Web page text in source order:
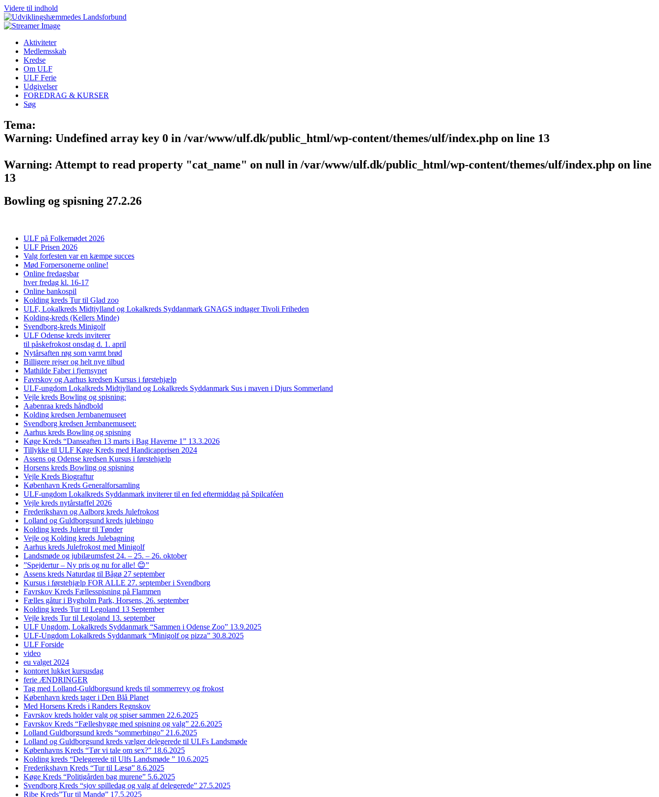
Videre til indhold
Aktiviteter
Medlemsskab
Kredse
Om ULF
ULF Ferie
Udgivelser
FOREDRAG & KURSER
Søg
Tema:
Warning: Undefined array key 0 in /var/www/ulf.dk/public_html/wp-content/themes/ulf/index.php on line 13
Warning: Attempt to read property "cat_name" on null in /var/www/ulf.dk/public_html/wp-content/themes/ulf/index.php on line
13
Bowling og spisning 27.2.26
ULF på Folkemødet 2026
ULF Prisen 2026
Valg forfesten var en kæmpe succes
Mød Forpersonerne online!
Online fredagsbar
hver fredag kl. 16-17
Online bankospil
Kolding kreds Tur til Glad zoo
ULF, Lokalkreds Midtjylland og Lokalkreds Syddanmark GNAGS indtager Tivoli Friheden
Kolding-kreds (Kellers Minde)
Svendborg-kreds Minigolf
ULF Odense kreds inviterer
til påskefrokost onsdag d. 1. april
Nytårsaften røg som varmt brød
Billigere rejser og helt nye tilbud
Mathilde Faber i fjernsynet
Favrskov og Aarhus kredsen Kursus i førstehjælp
ULF-ungdom Lokalkreds Midtjylland og Lokalkreds Syddanmark Sus i maven i Djurs Sommerland
Vejle kreds Bowling og spisning:
Aabenraa kreds håndbold
Kolding kredsen Jernbanemuseet
Svendborg kredsen Jernbanemuseet:
Aarhus kreds Bowling og spisning
Køge Kreds “Danseaften 13 marts i Bag Haverne 1” 13.3.2026
Tillykke til ULF Køge Kreds med Handicapprisen 2024
Assens og Odense kredsen Kursus i førstehjælp
Horsens kreds Bowling og spisning
Vejle Kreds Biograftur
København Kreds Generalforsamling
ULF-ungdom Lokalkreds Syddanmark inviterer til en fed eftermiddag på Spilcaféen
Vejle kreds nytårstaffel 2026
Frederikshavn og Aalborg kreds Julefrokost
Lolland og Guldborgsund kreds julebingo
Kolding kreds Juletur til Tønder
Vejle og Kolding kreds Julebagning
Aarhus kreds Julefrokost med Minigolf
Landsmøde og jubilæumsfest 24. – 25. – 26. oktober
”Spejdertur – Ny pris og nu for alle! 😊”
Assens kreds Naturdag til Bågø 27 september
Kursus i førstehjælp FOR ALLE 27. september i Svendborg
Favrskov Kreds Fællesspisning på Flammen
Fælles gåtur i Bygholm Park, Horsens, 26. september
Kolding kreds Tur til Legoland 13 September
Vejle kreds Tur til Legoland 13. september
ULF Ungdom, Lokalkreds Syddanmark “Sammen i Odense Zoo” 13.9.2025
ULF-Ungdom Lokalkreds Syddanmark “Minigolf og pizza” 30.8.2025
ULF Forside
video
eu valget 2024
kontoret lukket kursusdag
ferie ÆNDRINGER
Tag med Lolland-Guldborgsund kreds til sommerrevy og frokost
København kreds tager i Den Blå Planet
Med Horsens Kreds i Randers Regnskov
Favrskov kreds holder valg og spiser sammen 22.6.2025
Favrskov Kreds “Fælleshygge med spisning og valg” 22.6.2025
Lolland Guldborgsund kreds “sommerbingo” 21.6.2025
Lolland og Guldborgsund kreds vælger delegerede til ULFs Landsmøde
Københavns Kreds “Tør vi tale om sex?” 18.6.2025
Kolding kreds “Delegerede til Ulfs Landsmøde ” 10.6.2025
Frederikshavn Kreds “Tur til Læsø” 8.6.2025
Køge Kreds “Politigården bag murene” 5.6.2025
Svendborg Kreds “sjov spilledag og valg af delegerede” 27.5.2025
Ribe Kreds”Tur til Mandø” 17.5.2025